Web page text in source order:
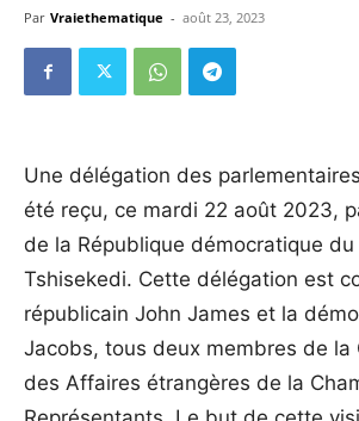
Par Vraiethematique - août 23, 2023
Une délégation des
été reçu, ce mardi 22 août 2023,
de la République démocratique du
Tshisekedi. Cette délégation est
républicain John James et la
Jacobs, tous deux membres de la
des Affaires étrangères de la